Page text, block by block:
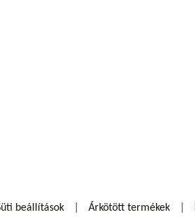
beállítások Árkötött termékek